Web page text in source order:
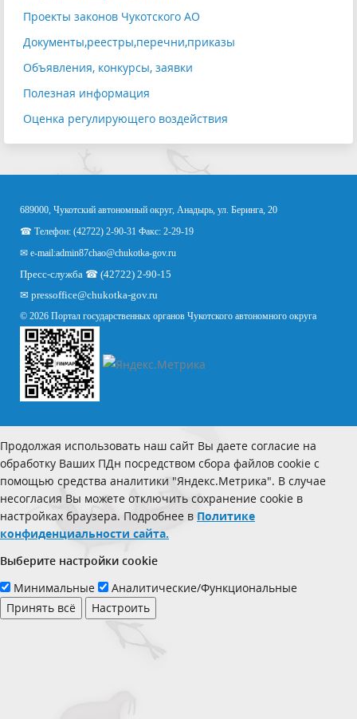
Проекты законов Чукотского АО
Документы,реестры,перечни,приказы
Объявления, конкурсы, заявки
Полезная информация
Оценка регулирующего воздействия
689000, Чукотский автономный округ, Анадырь, ул. Беринга, 20
☎ Телефон: (42722) 2-90-31 Факс: 2-29-19
✉ e-mail:admin87chao@chukotka-gov.ru
Пресс-служба ☎ (42722) 2-90-15
✉ pressoffice@chukotka-gov.ru
© 2026 Портал государственных органов Чукотского автономного округа
Продолжая использовать наш сайт Вы даете согласие на
обработку Ваших ПДн посредством сбора файлов cookie с
помощью средства аналитики "Яндекс.Метрика". В случае
несогласия Вы можете отключить сохранение cookie в
настройках браузера. Подробнее в Политике
конфиденциальности сайта.
Выберите настройки cookie
Минимальные
Аналитические/Функциональные
Принять всё
Настроить